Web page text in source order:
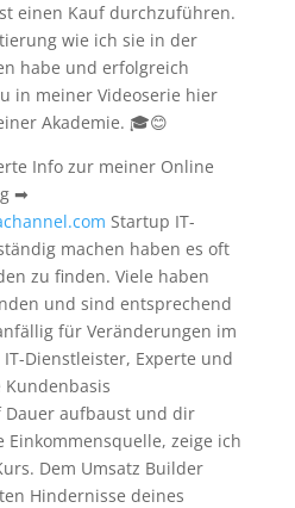
einen Kauf durchzuführen.
wie ich sie in der
habe und erfolgreich
in meiner Videoserie hier
Akademie. 🎓😊
Info zur meiner Online
➡
Startup IT-
machen haben es oft
zu finden. Viele haben
und sind entsprechend
für Veränderungen im
Dienstleister, Experte und
Dauer aufbaust und dir
zeige ich
Dem Umsatz Builder
Hindernisse deines